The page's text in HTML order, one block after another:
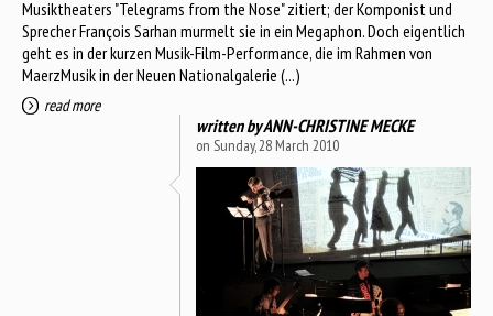
Musiktheaters "Telegrams from the Nose" zitiert; der Komponist und
Sprecher François Sarhan murmelt sie in ein Megaphon. Doch eigentlich
geht es in der kurzen Musik-Film-Performance, die im Rahmen von
MaerzMusik in der Neuen Nationalgalerie (...)
read more
written byANN-CHRISTINE MECKE
on Sunday, 28 March 2010